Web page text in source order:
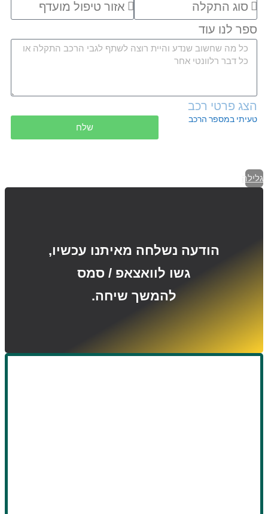
ספר לנו עוד
הצג פרטי רכב
טעיתי במספר הרכב
שלח
גלילה
הודעה נשלחה מאיתנו עכשיו,
גשו לוואצאפ / סמס
להמשך שיחה.